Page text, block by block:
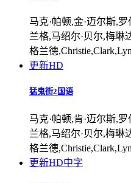
马克·帕顿,金·迈尔斯,
兰格,马绍尔·贝尔,梅琳
格兰德
更新HD
猛鬼街2国语
马克·帕顿,肯·迈尔斯,
兰格,马绍尔·贝尔,梅琳
格兰德
更新HD中字